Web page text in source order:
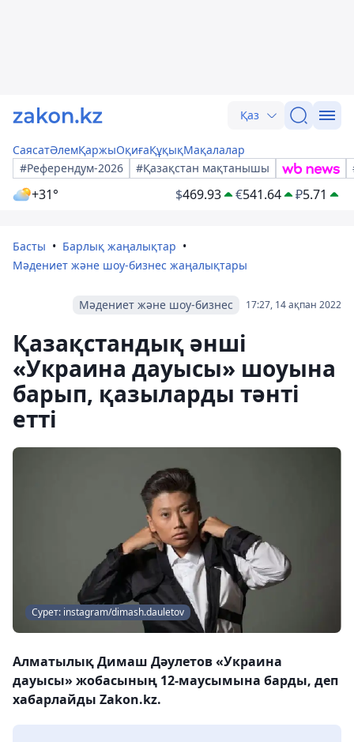
Қаз
СаясатӘлемҚаржыОқиғаҚұқықМақалалар
#Референдум-2026
#Қазақстан мақтанышы
+31° $469.93 €541.64 ₽5.71
Басты
Барлық жаңалықтар
Мәдениет және шоу-бизнес жаңалықтары
17:27, 14 ақпан 2022
Мәдениет және шоу-бизнес
Қазақстандық әнші
«Украина дауысы» шоуына
барып, қазыларды тәнті
етті
Сурет: instagram/dimash.dauletov
Алматылық Димаш Дәулетов «Украина
дауысы» жобасының 12-маусымына барды, деп
хабарлайды Zakon.kz.